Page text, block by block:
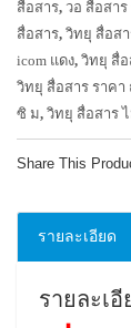
สื่อสาร, วอ สื่อสาร
สื่อสาร, วิทยุ สื่อสา
icom แดง, วิทยุ สื่อ
วิทยุ สื่อสาร ราคา
ซิ ม, วิทยุ สื่อสาร
Share This
รายละเอียด
รายละเอี